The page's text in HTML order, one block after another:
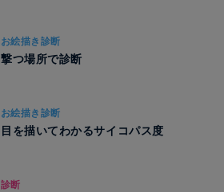
お絵描き診断
撃つ場所で診断
お絵描き診断
目を描いてわかるサイコパス度
診断